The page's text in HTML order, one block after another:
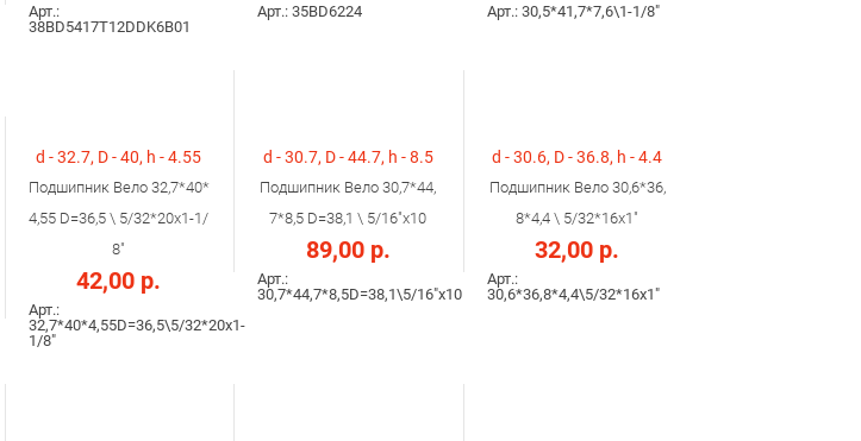
Арт.:
38BD5417T12DDK6B01
Арт.: 35BD6224 Арт.: 30,5*41,7*7,6\1-1/8"
d - 32.7, D - 40, h - 4.55
Подшипник Вело 32,7*40*
4,55 D=36,5 \ 5/32*20x1-1/
8"
42,00 р.
Арт.:
32,7*40*4,55D=36,5\5/32*20x1-
1/8"
d - 30.7, D - 44.7, h - 8.5
Подшипник Вело 30,7*44,
7*8,5 D=38,1 \ 5/16"x10
89,00 р.
Арт.:
30,7*44,7*8,5D=38,1\5/16"x10
d - 30.6, D - 36.8, h - 4.4
Подшипник Вело 30,6*36,
8*4,4 \ 5/32*16x1"
32,00 р.
Арт.:
30,6*36,8*4,4\5/32*16x1"